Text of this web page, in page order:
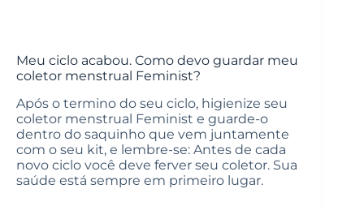
Meu ciclo acabou. Como devo guardar meu
coletor menstrual Feminist?
Após o termino do seu ciclo, higienize seu
coletor menstrual Feminist e guarde-o
dentro do saquinho que vem juntamente
com o seu kit, e lembre-se: Antes de cada
novo ciclo você deve ferver seu coletor. Sua
saúde está sempre em primeiro lugar.